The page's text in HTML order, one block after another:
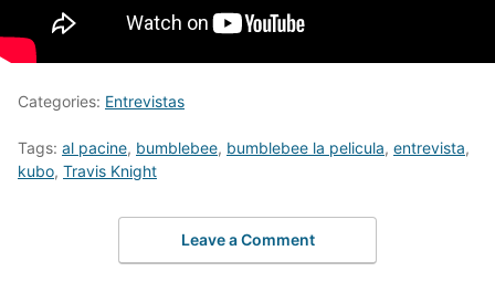
Categories: Entrevistas
Tags: al pacine, bumblebee, bumblebee la pelicula, entrevista,
kubo, Travis Knight
Leave a Comment